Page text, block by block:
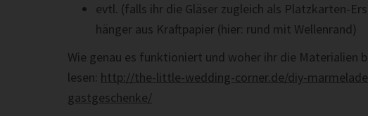
evtl. (falls ihr die Gläser zugle­ich als Platzkarten-
hänger aus Kraft­pa­pier (hier: rund mit Wellenrand)
Wie genau es funktioniert und woher ihr die Materialien
lesen: http://the-little-wedding-corner.de/diy-
gastgeschenke/